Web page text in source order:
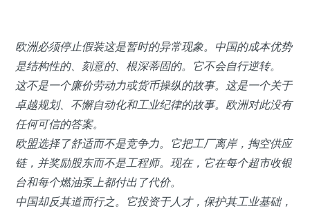
欧洲必须停止假装这是暂时的异常现象。中国的成本优势
是结构性的、刻意的、根深蒂固的。它不会自行逆转。
这不是一个廉价劳动力或货币操纵的故事。这是一个关于
卓越规划、不懈自动化和工业纪律的故事。欧洲对此没有
任何可信的答案。
欧盟选择了舒适而不是竞争力。它把工厂离岸，掏空供应
链，并奖励股东而不是工程师。现在，它在每个超市收银
台和每个燃油泵上都付出了代价。
中国却反其道而行之。它投资于人才，保护其工业基础，